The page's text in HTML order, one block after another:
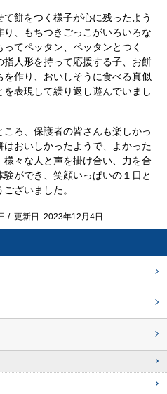
餅をつく様子が心に残ったよう
、もちつきごっこがいろいろな
てペッタン、ペッタンとつく
人形を持って応援する子、お餅
作り、おいしそうに食べる真似
表現して繰り返し遊んでいまし
ろ、保護者の皆さんも楽しかっ
おいしかったようで、よかった
々な人と声を掛け合い、力を合
ができ、笑顔いっぱいの１日と
ざいました。
/ 更新日: 2023年12月4日